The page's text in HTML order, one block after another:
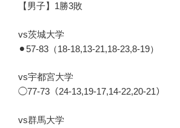
【男子】1勝3敗
vs茨城大学
⚫︎57-83（18-18,13-21,18-23,8-19）
vs宇都宮大学
◯77-73（24-13,19-17,14-22,20-21）
vs群馬大学